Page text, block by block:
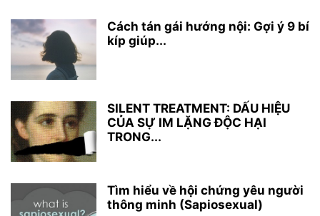
Cách tán gái hướng nội: Gợi ý 9 bí
kíp giúp...
SILENT TREATMENT: DẤU HIỆU
CỦA SỰ IM LẶNG ĐỘC HẠI
TRONG...
Tìm hiểu về hội chứng yêu người
thông minh (Sapiosexual)